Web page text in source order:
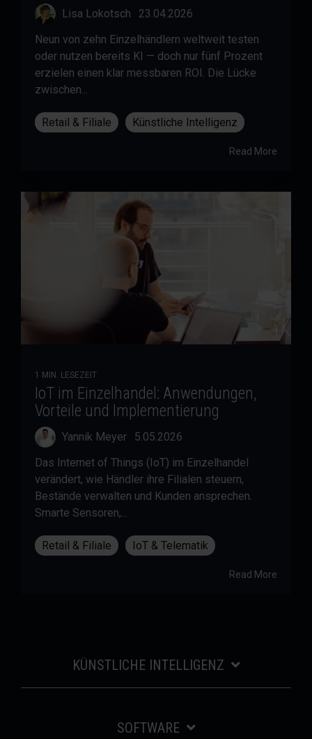
Lisa Lokotsch
23.04.2026
Neun von zehn Einzelhändlern weltweit testen
oder nutzen bereits KI — doch nur fünf Prozent
erzielen einen klar messbaren ROI. Die Lücke
zwischen...
Retail & Filiale Künstliche Intelligenz
Read More
1 MIN. LESEZEIT
IoT im Einzelhandel: Anwendungen,
Vorteile und Implementierung
Yannik Meyer
5.05.2026
Das Internet of Things (IoT) im Einzelhandel
verändert, wie Händler ihre Filialen steuern,
Bestände verwalten und Kunden ansprechen.
Smarte Sensoren,...
Retail & Filiale IoT & Telematik
Read More
KÜNSTLICHE INTELLIGENZ
SOFTWARE